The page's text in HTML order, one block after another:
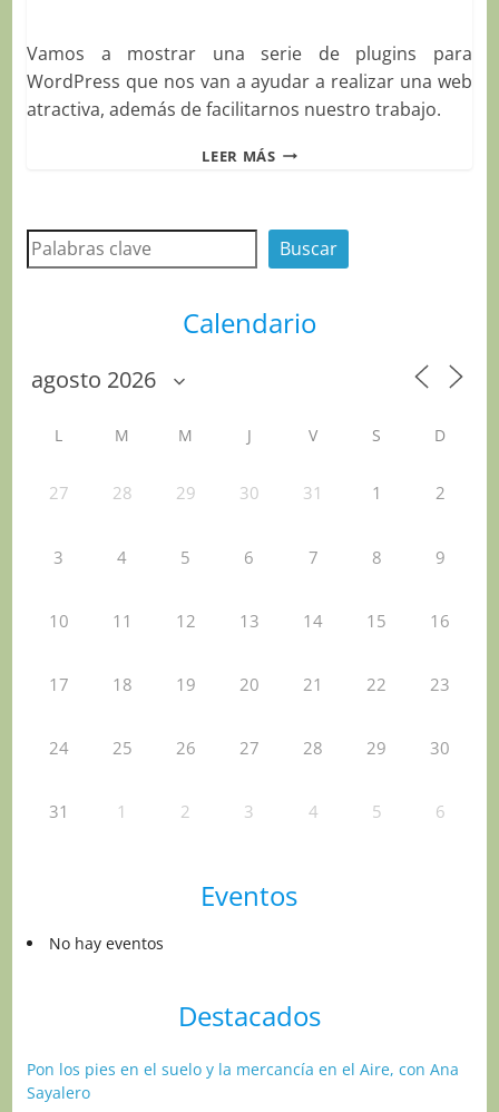
Vamos a mostrar una serie de plugins para
WordPress que nos van a ayudar a realizar una web
atractiva, además de facilitarnos nuestro trabajo.
LEER MÁSPLUGINS
MEJORAN
Buscar Buscar
Calendario
L M M J V S D
27 28 29 30 31 1 2
3 4 5 6 7 8 9
10 11 12 13 14 15 16
17 18 19 20 21 22 23
24 25 26 27 28 29 30
31 1 2 3 4 5 6
Eventos
No hay eventos
Destacados
Pon los pies en el suelo y la mercancía en el Aire, con Ana
Sayalero